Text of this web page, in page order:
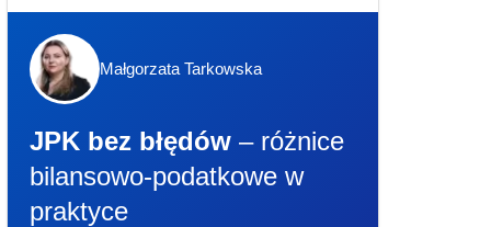
Małgorzata Tarkowska
JPK bez błędów – różnice
bilansowo-podatkowe w
praktyce